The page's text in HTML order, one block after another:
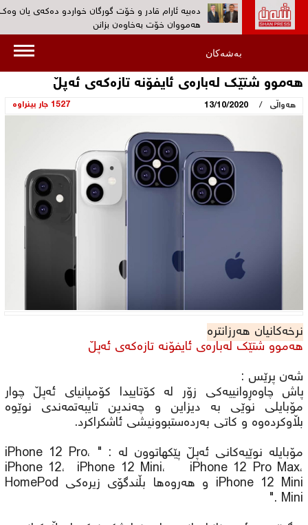
دەبیە ئارام قادر و خۆت گورگان خواردو ده‌كه‌ی یان
هەمووان خۆت بەخاوەن بزانن‌
ڕۆژانى 19 و 20ى ئەم مانگە کۆنگرەى پێنجی
به‌ڤیدیۆ...کۆمەڵ: هیوادارین پڕۆسەی چەکدانانی
دەیانسووتێنن‌
هۆكاری دەستگیرکردن ‌و بێسەروشوێنکردنی ئارام قادر
نیشتمانیی بزانه‌؟‌
بەشەکان
هەموو شتێک لەبارەى ئایفۆنە تازەکەى ئەپڵ
هەواڵی /
13/10/2020 1527 جار بینراوە
نرخەکانیان هەرزانترە
هەموو شتێک لەبارەى ئایفۆنە تازەکەى ئەپڵ
شه‌ن پرێس :
پاش چاوەڕوانییەکی زۆر لە کۆتاییدا کۆمپانیای ئەپڵ چوار
مۆبایلی نوێی بە دیزاین و چەندین تایبەتمەندی نوێوە
بڵاوکردەوە و کاتی بەردەستبوونیشی ئاشكراکرد.
مۆبایلە نوێیەکانی ئەپڵ پێکهاتوون لە : " iPhone 12 Pro،
iPhone 12، iPhone 12 Mini، iPhone 12 Pro Max،
iPhone 12 Mini و هەروەها بڵندگۆی زیرەکی HomePod
Mini ."